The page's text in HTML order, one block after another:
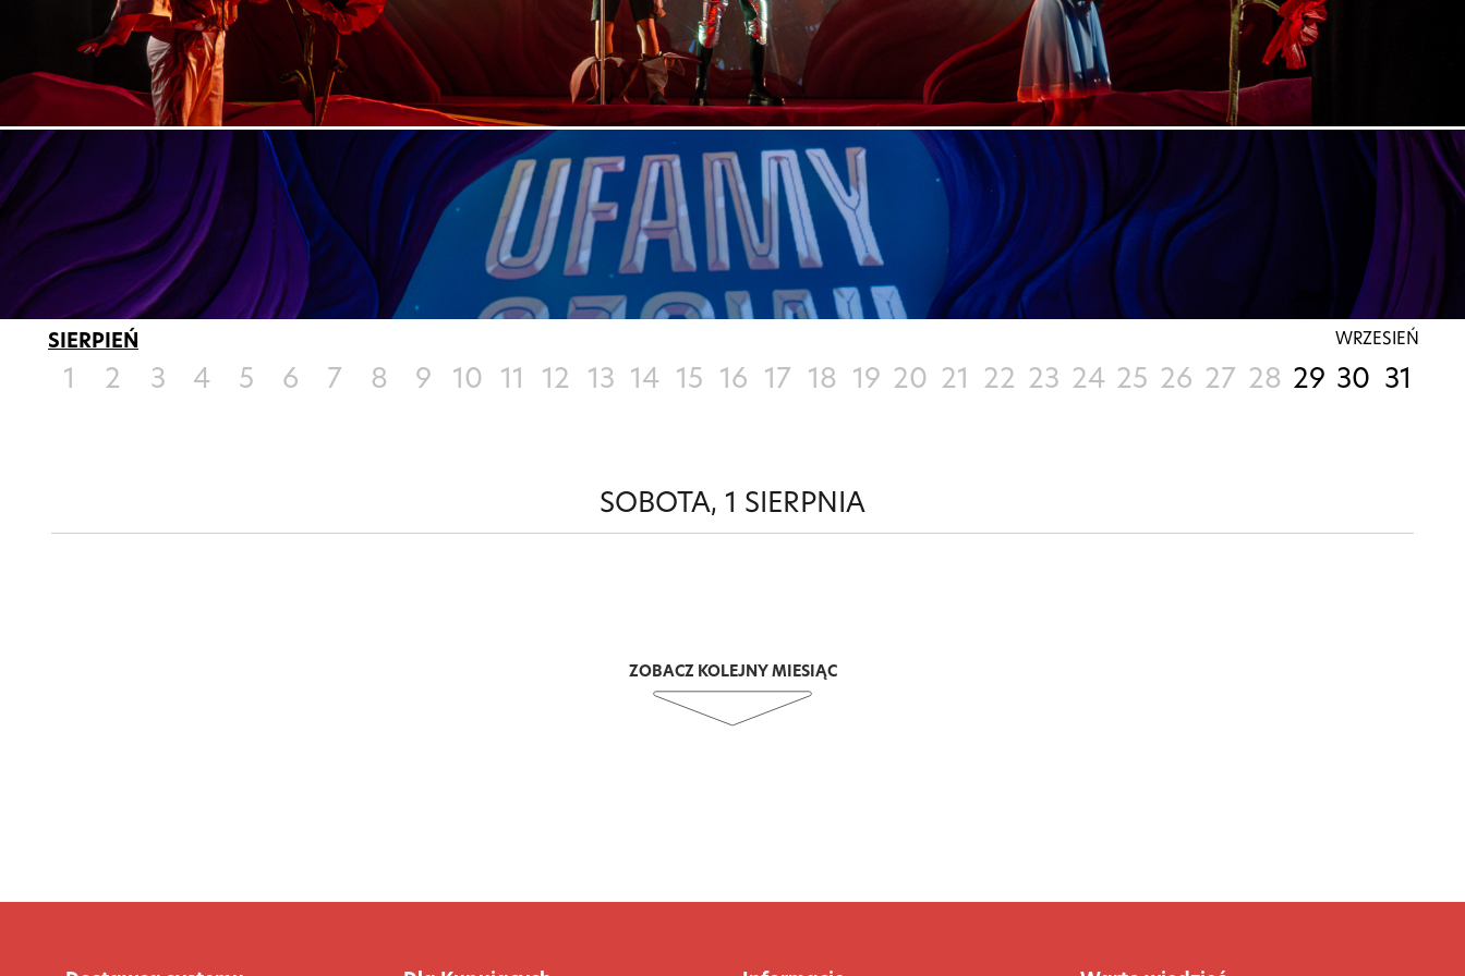
SIERPIEŃ WRZESIEŃ
1 2 3 4 5 6 7 8 9 10 11 12 13 14 15 16 17 18 19 20 21 22 23 24 25 26 27 28 29 30 31
SOBOTA, 1 SIERPNIA
ZOBACZ KOLEJNY MIESIĄC